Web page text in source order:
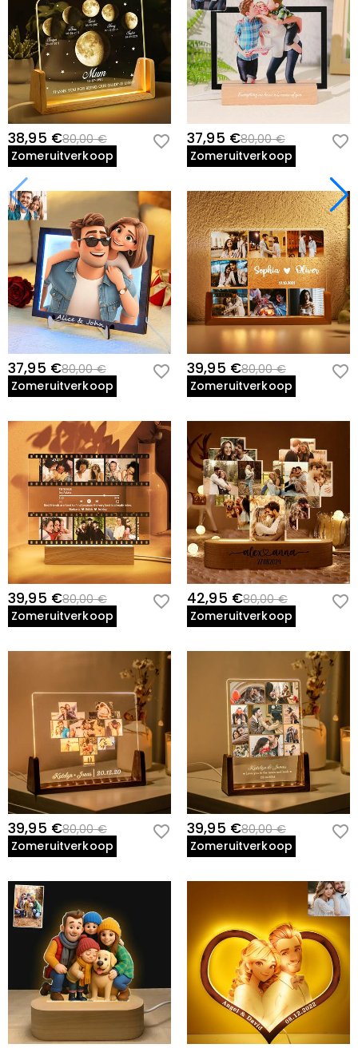
38,95 €80,00 €
Zomeruitverkoop
37,95 €80,00 €
Zomeruitverkoop
37,95 €80,00 €
Zomeruitverkoop
39,95 €80,00 €
Zomeruitverkoop
39,95 €80,00 €
Zomeruitverkoop
42,95 €80,00 €
Zomeruitverkoop
39,95 €80,00 €
Zomeruitverkoop
39,95 €80,00 €
Zomeruitverkoop